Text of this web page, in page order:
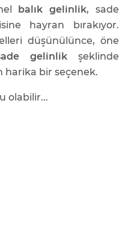
balık gelinlik, sade
hayran bırakıyor.
düşünülünce, öne
gelinlikşeklinde
harika bir seçenek.
olabilir...